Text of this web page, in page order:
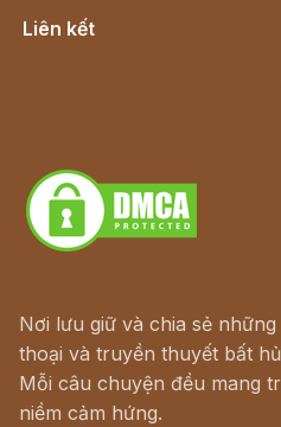
Liên kết
Nơi lưu giữ và chia sẻ
thoại và truyền thuyết bất
Mỗi câu chuyện đều mang
niềm cảm hứng.